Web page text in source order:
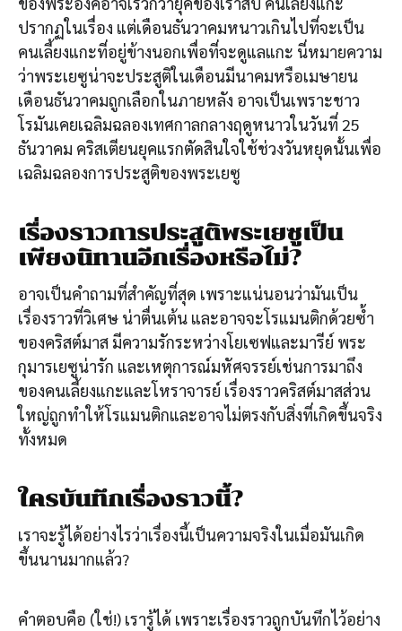
ปรากฏในเรื่อง แต่เดือนธันวาคมหนาวเกินไปที่จะเป็น
คนเลี้ยงแกะที่อยู่ข้างนอกเพื่อที่จะดูแลแกะ นี่หมายความ
ว่าพระเยซูน่าจะประสูติในเดือนมีนาคมหรือเมษายน
เดือนธันวาคมถูกเลือกในภายหลัง อาจเป็นเพราะชาว
โรมันเคยเฉลิมฉลองเทศกาลกลางฤดูหนาวในวันที่ 25
ธันวาคม คริสเตียนยุคแรกตัดสินใจใช้ช่วงวันหยุดนั้นเพื่อ
เฉลิมฉลองการประสูติของพระเยซู
เรื่องราวการประสูติพระเยซูเป็น
เพียงนิทานอีกเรื่องหรือไม่?
อาจเป็นคำถามที่สำคัญที่สุด เพราะแน่นอนว่ามันเป็น
เรื่องราวที่วิเศษ น่าตื่นเต้น และอาจจะโรแมนติกด้วยซ้ำ
ของคริสต์มาส มีความรักระหว่างโยเซฟและมารีย์ พระ
กุมารเยซูน่ารัก และเหตุการณ์มหัศจรรย์เช่นการมาถึง
ของคนเลี้ยงแกะและโหราจารย์ เรื่องราวคริสต์มาสส่วน
ใหญ่ถูกทำให้โรแมนติกและอาจไม่ตรงกับสิ่งที่เกิดขึ้นจริง
ทั้งหมด
ใครบันทึกเรื่องราวนี้?
เราจะรู้ได้อย่างไรว่าเรื่องนี้เป็นความจริงในเมื่อมันเกิด
ขึ้นนานมากแล้ว?
คำตอบคือ (ใช่!) เรารู้ได้ เพราะเรื่องราวถูกบันทึกไว้อย่าง